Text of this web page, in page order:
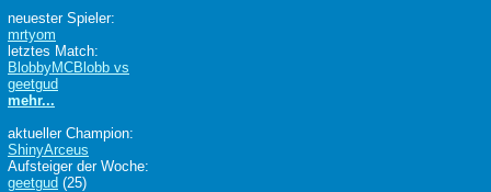
neuester Spieler:
mrtyom
letztes Match:
BlobbyMCBlobb vs
geetgud
mehr...
aktueller Champion:
ShinyArceus
Aufsteiger der Woche:
geetgud (25)